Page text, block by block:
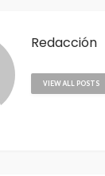
Redacción
VIEW ALL POSTS